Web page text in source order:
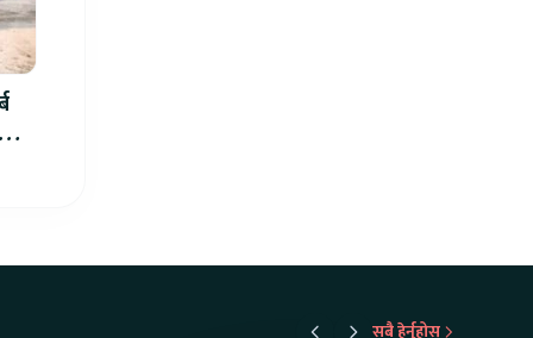
सबै हेर्नुहोस्